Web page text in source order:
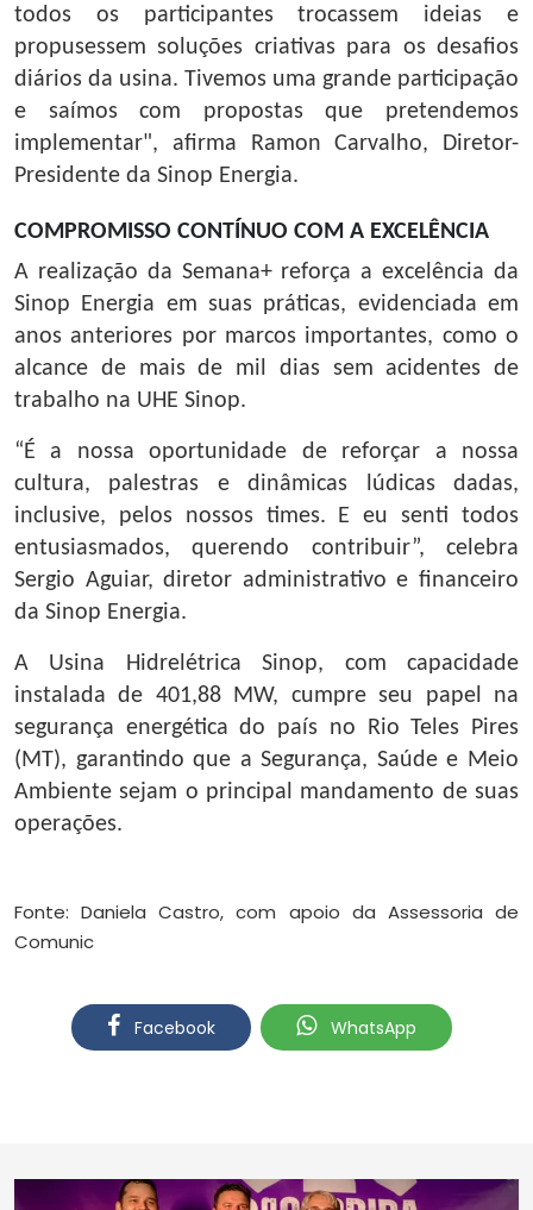
todos os participantes trocassem ideias e
propusessem soluções criativas para os desafios
diários da usina. Tivemos uma grande participação
e saímos com propostas que pretendemos
implementar", afirma Ramon Carvalho, Diretor-
Presidente da Sinop Energia.
COMPROMISSO CONTÍNUO COM A EXCELÊNCIA
A realização da Semana+ reforça a excelência da
Sinop Energia em suas práticas, evidenciada em
anos anteriores por marcos importantes, como o
alcance de mais de mil dias sem acidentes de
trabalho na UHE Sinop.
“É a nossa oportunidade de reforçar a nossa
cultura, palestras e dinâmicas lúdicas dadas,
inclusive, pelos nossos times. E eu senti todos
entusiasmados, querendo contribuir”, celebra
Sergio Aguiar, diretor administrativo e financeiro
da Sinop Energia.
A Usina Hidrelétrica Sinop, com capacidade
instalada de 401,88 MW, cumpre seu papel na
segurança energética do país no Rio Teles Pires
(MT), garantindo que a Segurança, Saúde e Meio
Ambiente sejam o principal mandamento de suas
operações.
Fonte: Daniela Castro, com apoio da Assessoria de
Comunic
Facebook WhatsApp